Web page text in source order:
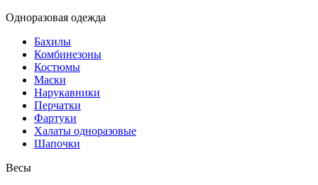
Одноразовая одежда
Бахилы
Комбинезоны
Костюмы
Маски
Нарукавники
Перчатки
Фартуки
Халаты одноразовые
Шапочки
Весы